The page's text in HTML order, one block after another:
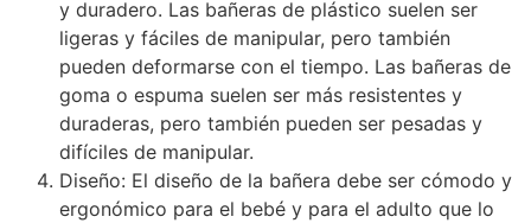
y duradero. Las bañeras de plástico suelen ser
ligeras y fáciles de manipular, pero también
pueden deformarse con el tiempo. Las bañeras de
goma o espuma suelen ser más resistentes y
duraderas, pero también pueden ser pesadas y
difíciles de manipular.
Diseño: El diseño de la bañera debe ser cómodo y
ergonómico para el bebé y para el adulto que lo